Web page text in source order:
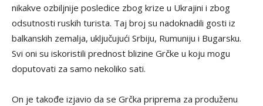
nikakve ozbiljnije posledice zbog krize u Ukrajini i zbog
odsutnosti ruskih turista. Taj broj su nadoknadili gosti iz
balkanskih zemalja, uključujući Srbiju, Rumuniju i Bugarsku.
Svi oni su iskoristili prednost blizine Grčke u koju mogu
doputovati za samo nekoliko sati.
On je takođe izjavio da se Grčka priprema za produženu